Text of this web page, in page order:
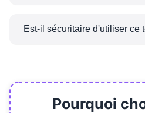
où que vous soyez !
Facebook Reels, alors
Est-il sécuritaire d'utiliser ce
vos données ou exiger
personnelles. Tous les
traités en toute sécurité.
Pourquoi